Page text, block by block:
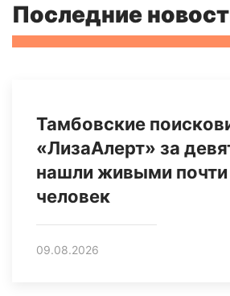
Последние
Тамбовские
«ЛизаАлерт» за
нашли живыми почти
человек
09.08.2026